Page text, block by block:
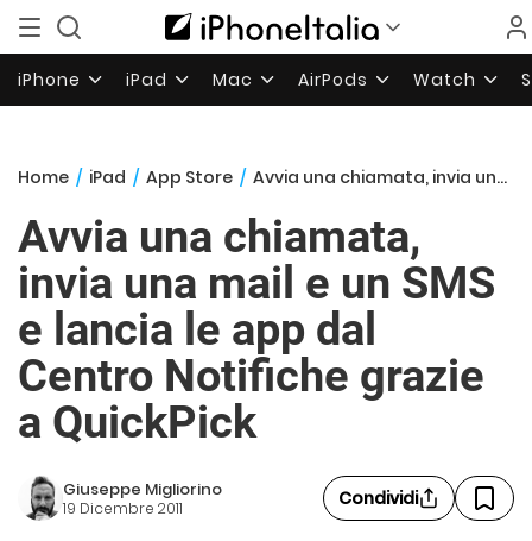
iPhone iPad Mac AirPods Watch
Home / iPad / App Store / Avvia una chiamata, invia una mail e un SMS e lancia le app dal Centro Notifiche grazie a QuickPick
Avvia una chiamata,
invia una mail e un SMS
e lancia le app dal
Centro Notifiche grazie
a QuickPick
Giuseppe Migliorino
19 Dicembre 2011 Condividi